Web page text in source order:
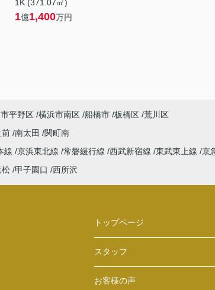
1K (371.07㎡)
1億1,400万円
平野区 横浜市南区 船橋市 板橋区 荒川区
前 南太田
関町南
線 京浜東北線 常磐緩行線 西武新宿線 東武東上線 京
松 甲子園口 西所沢
トップページ
スタッフ
お客様の声